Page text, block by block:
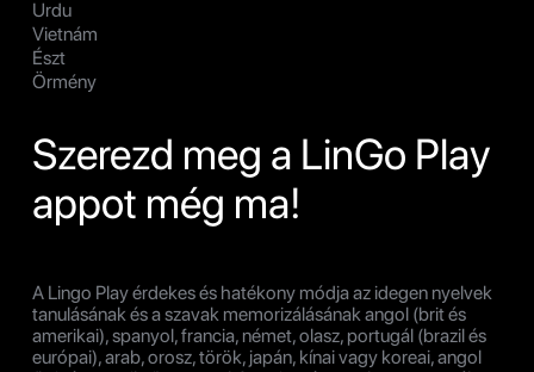
Urdu
Vietnám
Észt
Örmény
Szerezd meg a LinGo Play
appot még ma!
A Lingo Play érdekes és hatékony módja az idegen nyelvek
tanulásának és a szavak memorizálásának angol (brit és
amerikai), spanyol, francia, német, olasz, portugál (brazil és
európai), arab, orosz, török, japán, kínai vagy koreai, angol